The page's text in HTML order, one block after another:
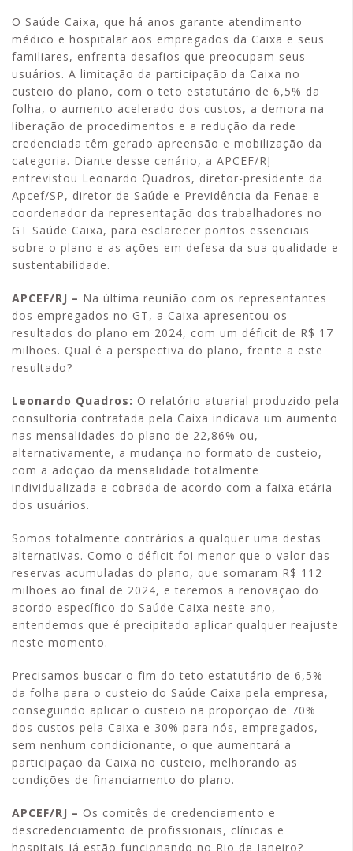
O Saúde Caixa, que há anos garante atendimento
médico e hospitalar aos empregados da Caixa e seus
familiares, enfrenta desafios que preocupam seus
usuários. A limitação da participação da Caixa no
custeio do plano, com o teto estatutário de 6,5% da
folha, o aumento acelerado dos custos, a demora na
liberação de procedimentos e a redução da rede
credenciada têm gerado apreensão e mobilização da
categoria. Diante desse cenário, a APCEF/RJ
entrevistou Leonardo Quadros, diretor-presidente da
Apcef/SP, diretor de Saúde e Previdência da Fenae e
coordenador da representação dos trabalhadores no
GT Saúde Caixa, para esclarecer pontos essenciais
sobre o plano e as ações em defesa da sua qualidade e
sustentabilidade.
APCEF/RJ – Na última reunião com os representantes
dos empregados no GT, a Caixa apresentou os
resultados do plano em 2024, com um déficit de R$ 17
milhões. Qual é a perspectiva do plano, frente a este
resultado?
Leonardo Quadros: O relatório atuarial produzido pela
consultoria contratada pela Caixa indicava um aumento
nas mensalidades do plano de 22,86% ou,
alternativamente, a mudança no formato de custeio,
com a adoção da mensalidade totalmente
individualizada e cobrada de acordo com a faixa etária
dos usuários.
Somos totalmente contrários a qualquer uma destas
alternativas. Como o déficit foi menor que o valor das
reservas acumuladas do plano, que somaram R$ 112
milhões ao final de 2024, e teremos a renovação do
acordo específico do Saúde Caixa neste ano,
entendemos que é precipitado aplicar qualquer reajuste
neste momento.
Precisamos buscar o fim do teto estatutário de 6,5%
da folha para o custeio do Saúde Caixa pela empresa,
conseguindo aplicar o custeio na proporção de 70%
dos custos pela Caixa e 30% para nós, empregados,
sem nenhum condicionante, o que aumentará a
participação da Caixa no custeio, melhorando as
condições de financiamento do plano.
APCEF/RJ – Os comitês de credenciamento e
descredenciamento de profissionais, clínicas e
hospitais já estão funcionando no Rio de Janeiro?